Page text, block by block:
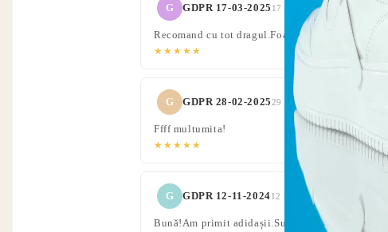
G GDPR 17-03-2025 17 Mar 2024 09:49
Recomand cu tot dragul.Foarte mulțumită.
★★★★★
G GDPR 28-02-202529 Feb 2024 06:49
Ffff multumita!
★★★★★
G GDPR 12-11-202412 Nov 2023 20:39
Bună!Am primit adidașii.Sunt superbi.Mulțumesc!